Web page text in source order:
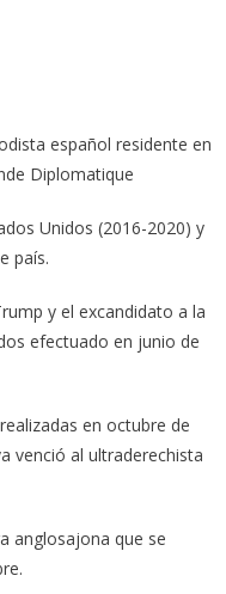
español residente en
Diplomatique
Unidos (2016-2020) y
país.
y el excandidato a la
efectuado en junio de
en octubre de
venció al ultraderechista
anglosajona que se